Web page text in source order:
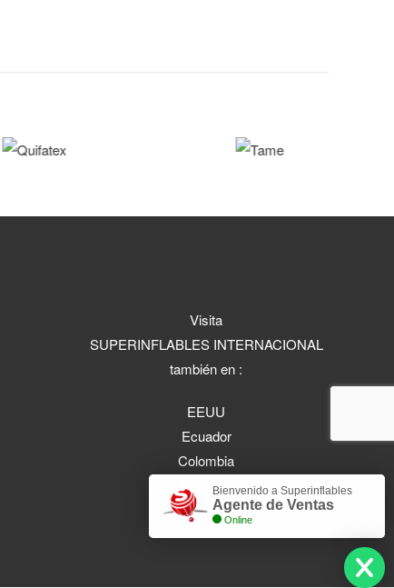
Visita
SUPERINFLABLES INTERNACIONAL
también en :
EEUU
Ecuador
Colombia
PanamáBienvenido a Superinflables
Agente de Ventas
Online